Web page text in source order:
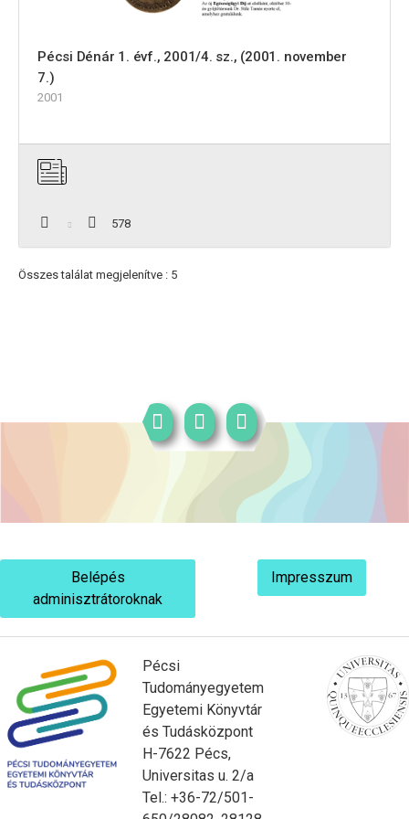
Pécsi Dénár 1. évf., 2001/4. sz., (2001. november
7.)
2001
578
Összes találat megjelenítve : 5
Belépés
adminisztrátoroknak
Impresszum
Pécsi
Tudományegyetem
Egyetemi Könyvtár
és Tudásközpont
H-7622 Pécs,
Universitas u. 2/a
Tel.: +36-72/501-